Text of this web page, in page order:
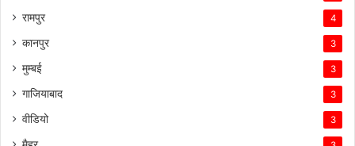
रामपुर 4
कानपुर 3
मुम्बई 3
गाजियाबाद 3
वीडियो 3